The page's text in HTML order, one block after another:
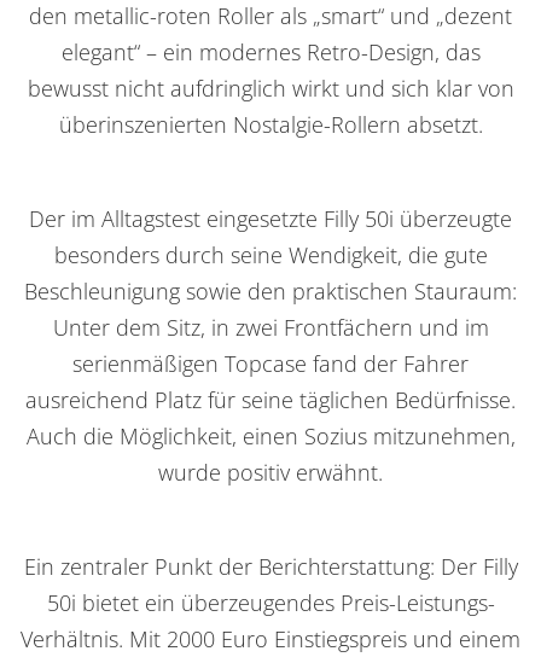
den metallic-roten Roller als „smart“ und „dezent
elegant“ – ein modernes Retro-Design, das
bewusst nicht aufdringlich wirkt und sich klar von
überinszenierten Nostalgie-Rollern absetzt.
Der im Alltagstest eingesetzte Filly 50i überzeugte
besonders durch seine Wendigkeit, die gute
Beschleunigung sowie den praktischen Stauraum:
Unter dem Sitz, in zwei Frontfächern und im
serienmäßigen Topcase fand der Fahrer
ausreichend Platz für seine täglichen Bedürfnisse.
Auch die Möglichkeit, einen Sozius mitzunehmen,
wurde positiv erwähnt.
Ein zentraler Punkt der Berichterstattung: Der Filly
50i bietet ein überzeugendes Preis-Leistungs-
Verhältnis. Mit 2000 Euro Einstiegspreis und einem